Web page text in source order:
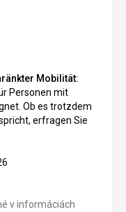
Mobilität:
Personen mit
Ob es trotzdem
erfragen Sie
v informáciách